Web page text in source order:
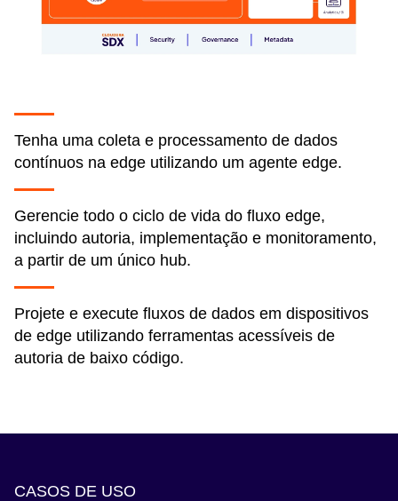
Tenha uma coleta e processamento de dados
contínuos na edge utilizando um agente edge.
Gerencie todo o ciclo de vida do fluxo edge,
incluindo autoria, implementação e monitoramento,
a partir de um único hub.
Projete e execute fluxos de dados em dispositivos
de edge utilizando ferramentas acessíveis de
autoria de baixo código.
CASOS DE USO